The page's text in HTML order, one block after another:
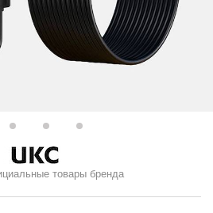
товары бренда